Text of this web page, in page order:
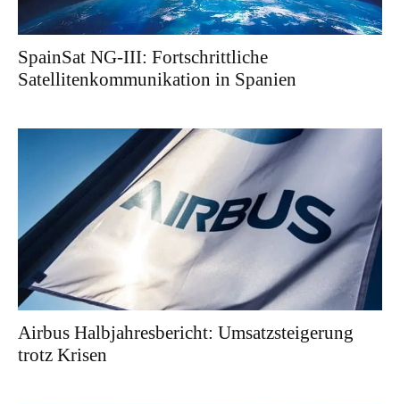
SpainSat NG-III: Fortschrittliche
Satellitenkommunikation in Spanien
Airbus Halbjahresbericht: Umsatzsteigerung
trotz Krisen